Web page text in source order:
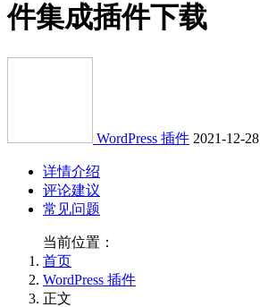
件集成插件下载
WordPress 插件 2021-12-28
详情介绍
评论建议
常见问题
当前位置：
首页
WordPress 插件
正文